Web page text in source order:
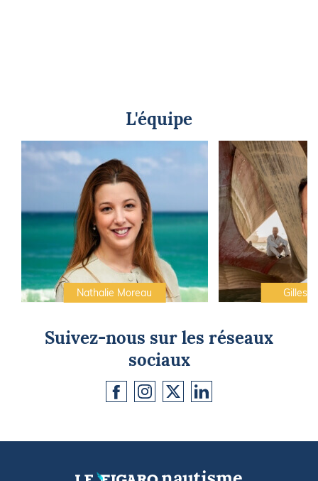
L'équipe
Nathalie Moreau Gilles
Suivez-nous sur les réseaux
sociaux